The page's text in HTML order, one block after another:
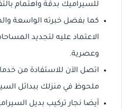
للسيراميك بدقة واهتمام
كما بفضل خبرته الواسعة
الاعتماد عليه لتجديد
وعصرية.
اتصل الآن للاستفادة من
ملحوظ في منزلك ببدائل
أيضا نجار تركيب بديل